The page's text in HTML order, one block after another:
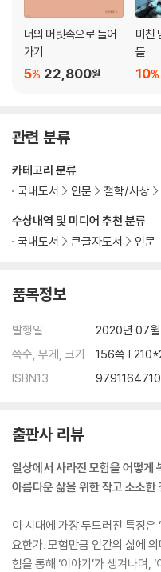
너의 머릿속으로 들어
가기
22,800원
5%
미친
들
10%
관련 분류
수상내역 및 미디어 추천 분류
국내도서
큰글자도서 인문
카테고리 분류
국내도서
인문 철학/사상
품목정보
발행일
2020년 07월
쪽수, 무게, 크기
156쪽 |
ISBN13
출판사 리뷰
일상에서 사라진 모험을 어떻게
아름다운 삶을 위한 작고 소소한
이 시대에 가장 두드러진 특징은
요한가. 모험만큼 인간의 삶에
험을 통해 ‘이야기’가 생겨나며,